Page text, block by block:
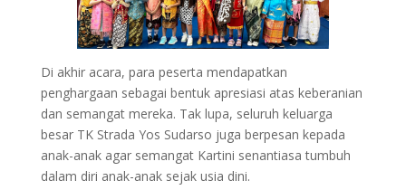
Di akhir acara, para peserta mendapatkan
penghargaan sebagai bentuk apresiasi atas keberanian
dan semangat mereka. Tak lupa, seluruh keluarga
besar TK Strada Yos Sudarso juga berpesan kepada
anak-anak agar semangat Kartini senantiasa tumbuh
dalam diri anak-anak sejak usia dini.